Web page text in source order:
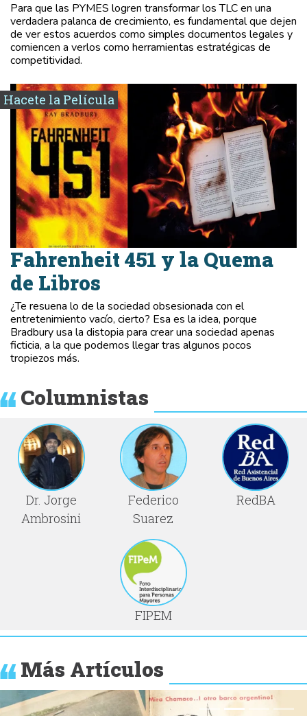
Para que las PYMES logren transformar los TLC en una
verdadera palanca de crecimiento, es fundamental que dejen
de ver estos acuerdos como simples documentos legales y
comiencen a verlos como herramientas estratégicas de
competitividad.
Hacete la Película
Fahrenheit 451 y la Quema
de Libros
¿Te resuena lo de la sociedad obsesionada con el
entretenimiento vacío, cierto? Esa es la idea, porque
Bradbury usa la distopia para crear una sociedad apenas
ficticia, a la que podemos llegar tras algunos pocos
tropiezos más.
Columnistas
Dr. Jorge
Ambrosini
Federico
Suarez
RedBA
FIPEM
Más Artículos